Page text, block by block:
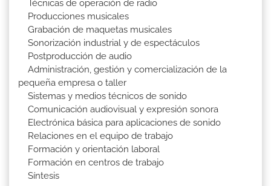
Técnicas de operación de radio
Producciones musicales
Grabación de maquetas musicales
Sonorización industrial y de espectáculos
Postproducción de audio
Administración, gestión y comercialización de la
pequeña empresa o taller
Sistemas y medios técnicos de sonido
Comunicación audiovisual y expresión sonora
Electrónica básica para aplicaciones de sonido
Relaciones en el equipo de trabajo
Formación y orientación laboral
Formación en centros de trabajo
Síntesis